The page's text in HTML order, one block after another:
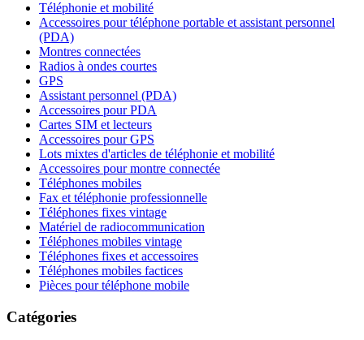
Téléphonie et mobilité
Accessoires pour téléphone portable et assistant personnel
(PDA)
Montres connectées
Radios à ondes courtes
GPS
Assistant personnel (PDA)
Accessoires pour PDA
Cartes SIM et lecteurs
Accessoires pour GPS
Lots mixtes d'articles de téléphonie et mobilité
Accessoires pour montre connectée
Téléphones mobiles
Fax et téléphonie professionnelle
Téléphones fixes vintage
Matériel de radiocommunication
Téléphones mobiles vintage
Téléphones fixes et accessoires
Téléphones mobiles factices
Pièces pour téléphone mobile
Catégories